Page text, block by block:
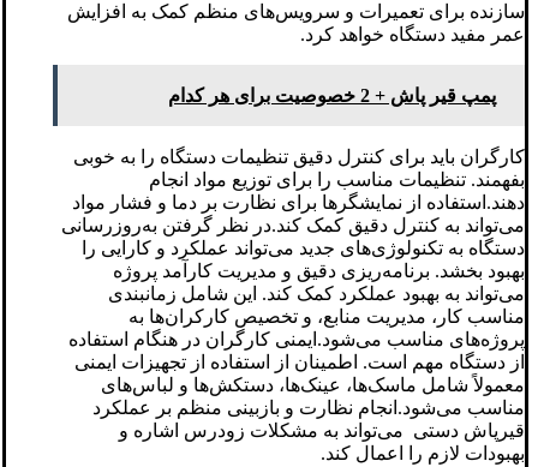
سازنده برای تعمیرات و سرویس‌های منظم کمک به افزایش
عمر مفید دستگاه خواهد کرد.
پمپ قیر پاش + 2 خصوصیت برای هر کدام
کارگران باید برای کنترل دقیق تنظیمات دستگاه را به خوبی
بفهمند. تنظیمات مناسب را برای توزیع مواد انجام
دهند.استفاده از نمایشگرها برای نظارت بر دما و فشار مواد
می‌تواند به کنترل دقیق کمک کند.در نظر گرفتن به‌روزرسانی
دستگاه به تکنولوژی‌های جدید می‌تواند عملکرد و کارایی را
بهبود بخشد. برنامه‌ریزی دقیق و مدیریت کارآمد پروژه
می‌تواند به بهبود عملکرد کمک کند. این شامل زمانبندی
مناسب کار، مدیریت منابع، و تخصیص کارکران‌ها به
پروژه‌های مناسب می‌شود.ایمنی کارگران در هنگام استفاده
از دستگاه مهم است. اطمینان از استفاده از تجهیزات ایمنی
معمولاً شامل ماسک‌ها، عینک‌ها، دستکش‌ها و لباس‌های
مناسب می‌شود.انجام نظارت و بازبینی منظم بر عملکرد
قیرپاش دستی می‌تواند به مشکلات زودرس اشاره و
بهبودات لازم را اعمال کند.